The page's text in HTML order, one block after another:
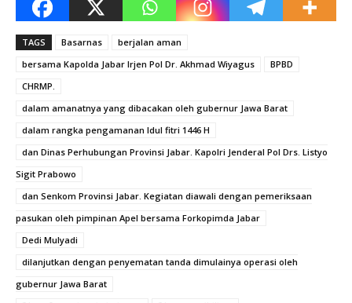
TAGS Basarnas
berjalan aman
bersama Kapolda Jabar Irjen Pol Dr. Akhmad Wiyagus
BPBD
CHRMP.
dalam amanatnya yang dibacakan oleh gubernur Jawa Barat
dalam rangka pengamanan Idul fitri 1446 H
dan Dinas Perhubungan Provinsi Jabar. Kapolri Jenderal Pol Drs. Listyo
Sigit Prabowo
dan Senkom Provinsi Jabar. Kegiatan diawali dengan pemeriksaan
pasukan oleh pimpinan Apel bersama Forkopimda Jabar
Dedi Mulyadi
dilanjutkan dengan penyematan tanda dimulainya operasi oleh
gubernur Jawa Barat